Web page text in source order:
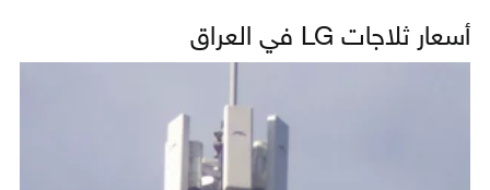
أسعار ثلاجات LG في العراق